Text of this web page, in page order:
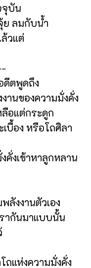
จุบัน
ย ลมกับน้ำ
วแต่
ดีตพูดถึง
านของความมั่งคั่ง
ลือแต่กระดูก
บื้อง หรือโถศิลา
คั่งเข้าหาลูกหลาน
ลังงานตัวเอง
ากันมาแบบนั้น
แห่งความมั่งคั่ง